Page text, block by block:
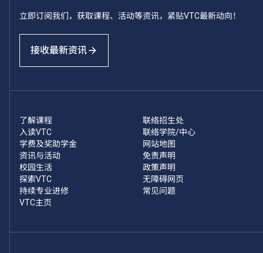
立即订阅我们，获取课程、活动等资讯，紧贴VTC最新动向！
接收最新资讯
了解课程
入读VTC
学费及奖助学金
资讯与活动
校园生活
探索VTC
持续专业进修
VTC主页
联络招生处
联络学院/中心
网站地图
免责声明
政策声明
无障碍网页
常见问题